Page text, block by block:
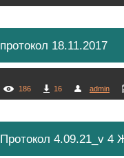
протокол 18.11.2017
186 16 admin
Протокол 4.09.21_v 4